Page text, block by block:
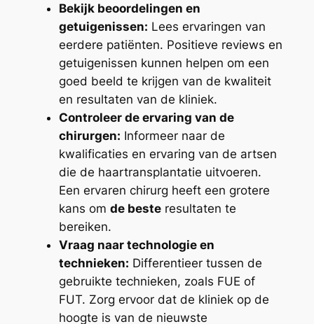
Bekijk beoordelingen en
getuigenissen: Lees ervaringen van
eerdere patiënten. Positieve reviews en
getuigenissen kunnen helpen om een
goed beeld te krijgen van de kwaliteit
en resultaten van de kliniek.
Controleer de ervaring van de
chirurgen: Informeer naar de
kwalificaties en ervaring van de artsen
die de haartransplantatie uitvoeren.
Een ervaren chirurg heeft een grotere
kans om de besteresultaten te
bereiken.
Vraag naar technologie en
technieken: Differentieer tussen de
gebruikte technieken, zoals FUE of
FUT. Zorg ervoor dat de kliniek op de
hoogte is van de nieuwste